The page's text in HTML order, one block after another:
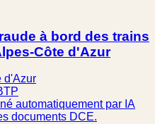
à bord des trains
Côte d'Azur
d'Azur
automatiquement par IA
documents DCE.